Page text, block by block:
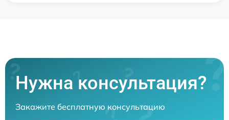
Нужна консультация?
Закажите бесплатную консультацию